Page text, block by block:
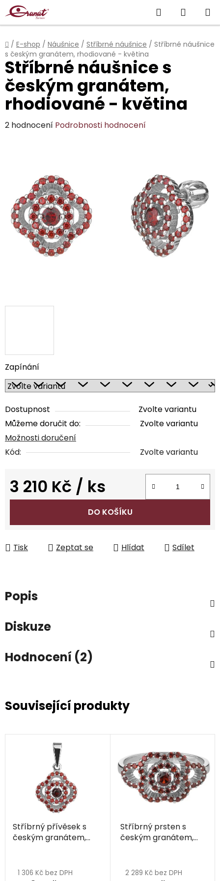
Přejít
na
obsah
Hledat
KOŠÍK
Domů
/ E-shop / Náušnice / Stříbrné náušnice / Stříbrné náušnice
s českým granátem, rhodiované - květina
Zapínání
Dostupnost
Zvolte variantu
Můžeme doručit do:
Zvolte variantu
Možnosti doručení
Kód:
Zvolte variantu
3 210 Kč / ks
Měrná cena:
DO KOŠÍKU
Tisk Zeptat se Hlídat Sdílet
Stříbrné náušnice s
českým granátem,
rhodiované - květina
Průměrné
hvězdiček.
2 hodnocení Podrobnosti hodnocení
Popis
Diskuze
Hodnocení (2)
Související produkty
Stříbrný přívěsek s
českým granátem,
1 306 Kč bez DPH
Stříbrný prsten s
českým granátem,
2 289 Kč bez DPH